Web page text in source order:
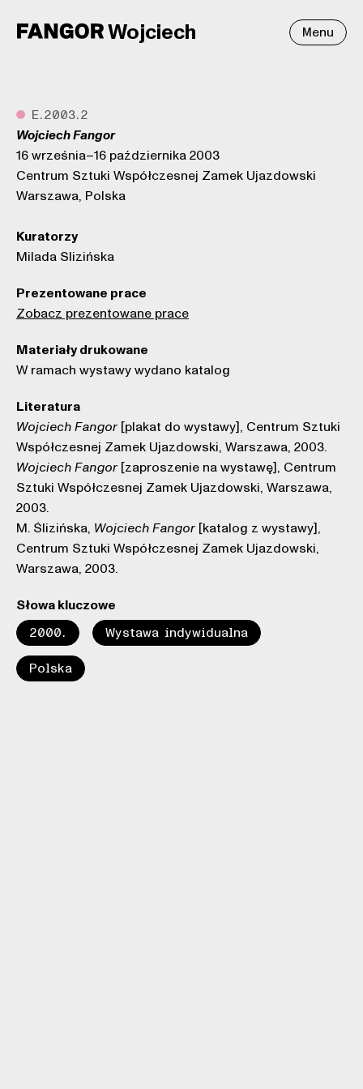
Wojciech Menu
● E.2003.2
Wojciech Fangor
16 września–16 października 2003
Centrum Sztuki Współczesnej Zamek Ujazdowski
Warszawa, Polska
Kuratorzy
Milada Slizińska
Prezentowane prace
Zobacz prezentowane prace
Słowa kluczowe
2000. Wystawa indywidualna
Polska
Materiały drukowane
W ramach wystawy wydano katalog
Literatura
Wojciech Fangor[plakat do wystawy], Centrum Sztuki
Współczesnej Zamek Ujazdowski, Warszawa, 2003.
Wojciech Fangor[zaproszenie na wystawę], Centrum
Sztuki Współczesnej Zamek Ujazdowski, Warszawa,
2003.
M. Ślizińska, Wojciech Fangor[katalog z wystawy],
Centrum Sztuki Współczesnej Zamek Ujazdowski,
Warszawa, 2003.